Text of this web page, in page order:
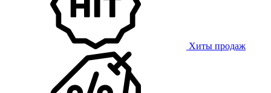
Хиты продаж